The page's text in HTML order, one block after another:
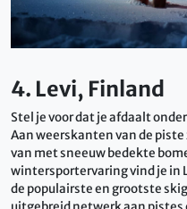
4. Levi, Finland
Stel je voor dat je afdaalt
Aan weerskanten van de
van met sneeuw bedekte
wintersportervaring vind je in
de populairste en grootste